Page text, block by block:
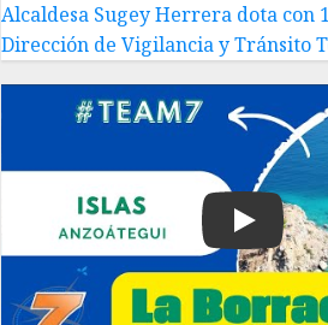
Alcaldesa Sugey Herrera dota con
Dirección de Vigilancia y Tránsito
Play